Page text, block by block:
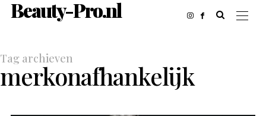
Beauty-Pro.nl
Tag archieven
merkonafhankelijk